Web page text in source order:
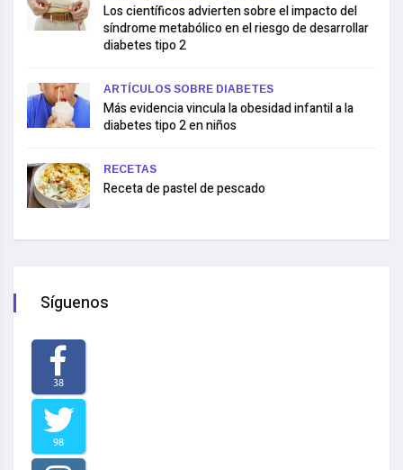
Los científicos advierten sobre el impacto del
síndrome metabólico en el riesgo de desarrollar
diabetes tipo 2
ARTÍCULOS SOBRE DIABETES
Más evidencia vincula la obesidad infantil a la
diabetes tipo 2 en niños
RECETAS
Receta de pastel de pescado
Síguenos
38
98